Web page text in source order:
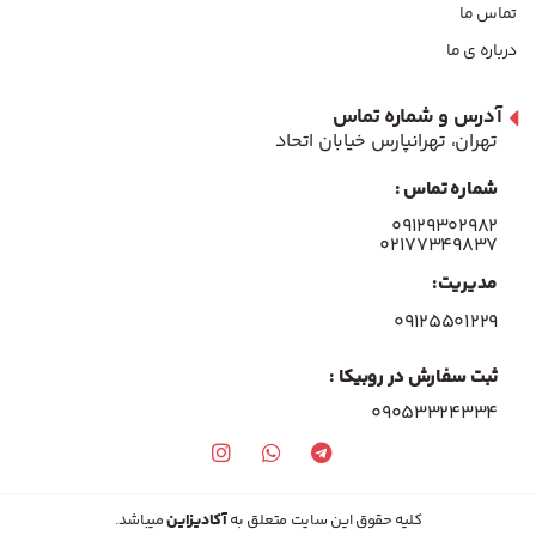
تماس ما
درباره ی ما
آدرس و شماره تماس
تهران، تهرانپارس خیابان اتحاد
شماره تماس :
۰۹۱۲۹۳۰۲۹۸۲
۰۲۱۷۷۳۴۹۸۳۷
مدیریت:
۰۹۱۲۵۵۰۱۲۲۹
ثبت سفارش در روبیکا :
09053324334
کلیه حقوق این سایت متعلق بهآکادیزاینمیباشد.